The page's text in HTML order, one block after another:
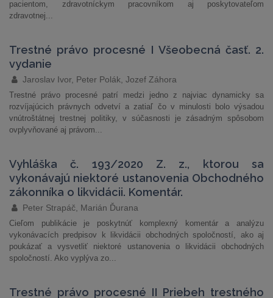
pacientom, zdravotníckym pracovníkom aj poskytovateľom
zdravotnej...
Trestné právo procesné I Všeobecná časť. 2.
vydanie
Jaroslav Ivor, Peter Polák, Jozef Záhora
Trestné právo procesné patrí medzi jedno z najviac dynamicky sa
rozvíjajúcich právnych odvetví a zatiaľ čo v minulosti bolo výsadou
vnútroštátnej trestnej politiky, v súčasnosti je zásadným spôsobom
ovplyvňované aj právom...
Vyhláška č. 193/2020 Z. z., ktorou sa
vykonávajú niektoré ustanovenia Obchodného
zákonníka o likvidácii. Komentár.
Peter Strapáč, Marián Ďurana
Cieľom publikácie je poskytnúť komplexný komentár a analýzu
vykonávacích predpisov k likvidácii obchodných spoločností, ako aj
poukázať a vysvetliť niektoré ustanovenia o likvidácii obchodných
spoločností. Ako vyplýva zo...
Trestné právo procesné II Priebeh trestného